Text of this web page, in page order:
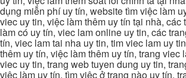
dụng miễn phí uy tín, website tìm việc làm
viec uy tin, việc làm thêm uy tín tại nhà, các
làm có uy tín, viec lam online uy tin, các
tín, viec lam tai nha uy tin, tim viec lam uy
thêm uy tín, việc làm thêm uy tín, trang viec
viec uy tin, trang web tuyen dung uy tin,
việc làm uy tín, tìm việc ở trang nào uy tín,